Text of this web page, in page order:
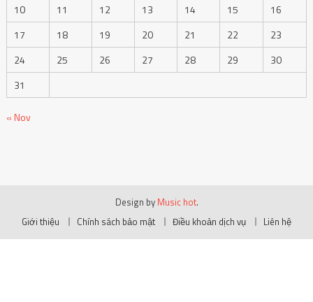
10
11 12 13 14 15
16
17
18 19 20 21 22
23
24
25 26 27 28 29
30
31
« Nov
Design by Music hot.
Giới thiệu
Chính sách bảo mật Điều khoản dịch vụ Liên hệ